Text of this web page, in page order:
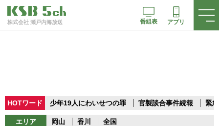
株式会社 瀬戸内海放送 番組表 アプリ
HOTワード 少年19人にわいせつの罪 官製談合事件続報 緊
エリア 岡山 香川 全国